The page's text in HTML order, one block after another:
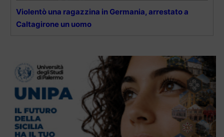
Violentò una ragazzina in Germania, arrestato a
Caltagirone un uomo